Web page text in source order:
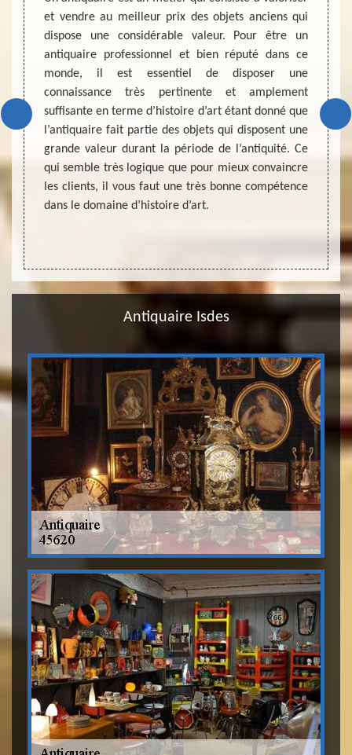
en
faire
La
est
et
un
tout
de
la
et vendre au meilleur prix des objets anciens qui
dispose une considérable valeur. Pour être un
antiquaire professionnel et bien réputé dans ce
monde, il est essentiel de disposer une
connaissance très pertinente et amplement
suffisante en terme d’histoire d’art étant donné que
l’antiquaire fait partie des objets qui disposent une
grande valeur durant la période de l’antiquité. Ce
qui semble très logique que pour mieux convaincre
les clients, il vous faut une très bonne compétence
dans le domaine d’histoire d’art.
afin
posé
zone
Antiquaire Isdes